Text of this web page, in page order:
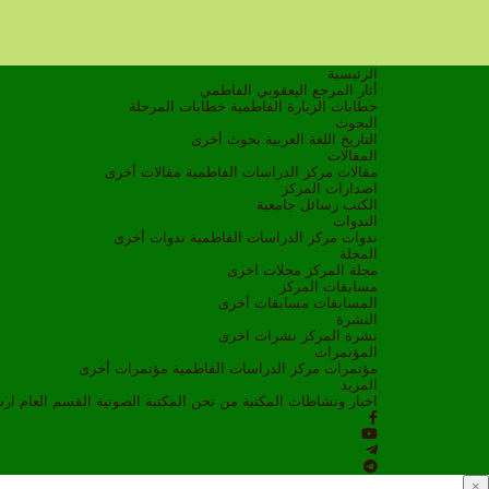
الرئيسية
أثار المرجع اليعقوبي الفاطمي
خطابات الزيارة الفاطمية خطابات المرحلة
البحوث
التاريخ
اللغة العربية بحوث أخرى
المقالات
مقالات مركز الدراسات الفاطمية مقالات أخرى
اصدارات المركز
الكتب رسائل جامعية
الندوات
ندوات مركز الدراسات الفاطمية ندوات أخرى
المجلة
مجلة المركز مجلات اخرى
مسابقات المركز
المسابقات مسابقات أخرى
النشرة
نشرة المركز نشرات اخرى
المؤتمرات
مؤتمرات مركز الدراسات الفاطمية مؤتمرات أخرى
المزيد
اخبار ونشاطات
المكتبة من نحن المكتبة الصوتية القسم العام